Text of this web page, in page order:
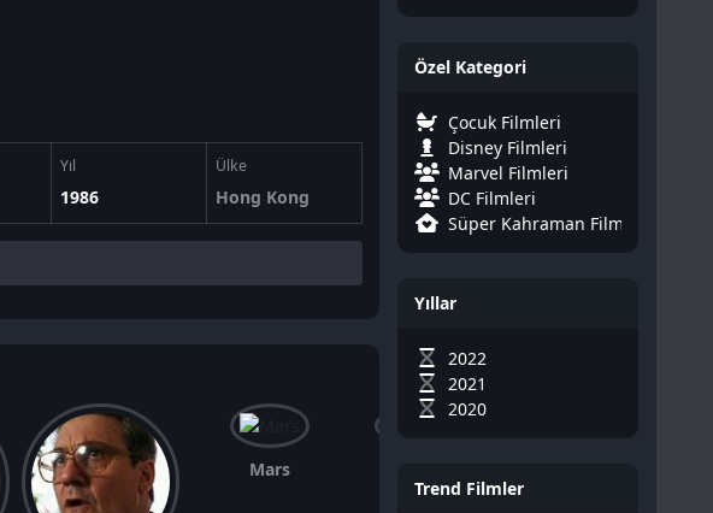
Yıl
1986
Ülke
Hong Kong
Mars
Özel Kategori
Çocuk Filmleri
Disney Filmleri
Marvel Filmleri
DC Filmleri
Süper Kahraman Filmleri
Yıllar
2022
2021
2020
Trend Filmler